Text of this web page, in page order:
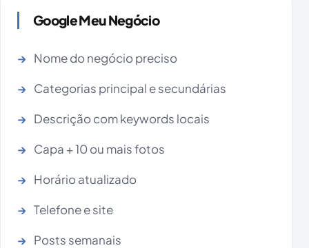
Google Meu Negócio
Nome do negócio preciso
Categorias principal e secundárias
Descrição com keywords locais
Capa + 10 ou mais fotos
Horário atualizado
Telefone e site
Posts semanais